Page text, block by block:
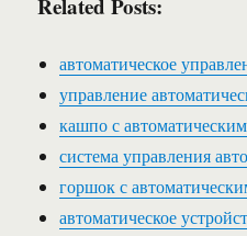
Related Posts:
автоматическое
управление
кашпо с
система управления
горшок с
автоматическое